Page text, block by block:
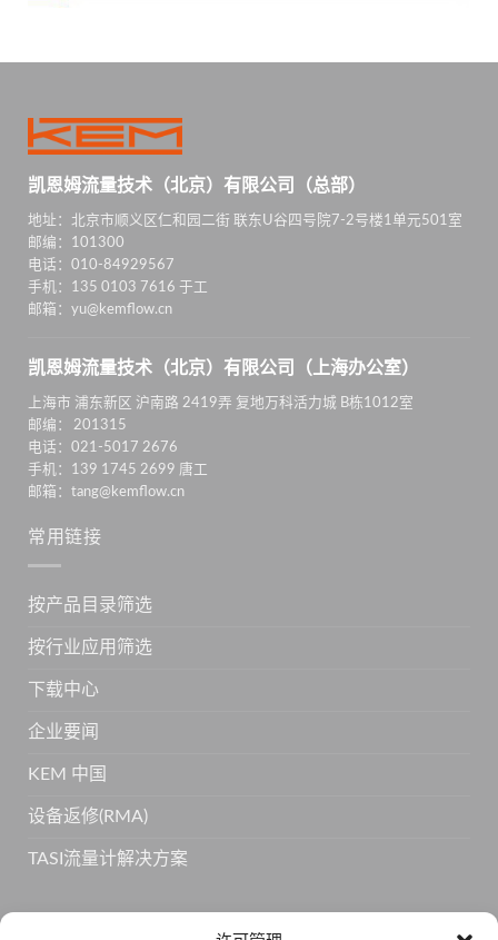
凯恩姆流量技术（北京）有限公司（总部）
地址：北京市顺义区仁和园二街 联东U谷四号院7-2号楼1单元501室
邮编：101300
电话：010-84929567
手机：135 0103 7616 于工
邮箱：yu@kemflow.cn
凯恩姆流量技术（北京）有限公司（上海办公室）
上海市 浦东新区 沪南路 2419弄 复地万科活力城 B栋1012室
邮编： 201315
电话：021-5017 2676
手机：139 1745 2699 唐工
邮箱：tang@kemflow.cn
常用链接
按产品目录筛选
按行业应用筛选
下载中心
企业要闻
KEM 中国
设备返修(RMA)
TASI流量计解决方案